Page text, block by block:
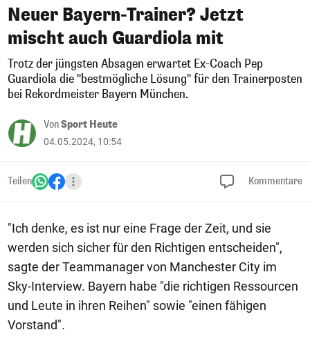
Neuer Bayern-Trainer? Jetzt
mischt auch Guardiola mit
Trotz der jüngsten Absagen erwartet Ex-Coach Pep
Guardiola die "bestmögliche Lösung" für den Trainerposten
bei Rekordmeister Bayern München.
VonSport Heute
04.05.2024, 10:54
Teilen Kommentare
"Ich denke, es ist nur eine Frage der Zeit, und sie
werden sich sicher für den Richtigen entscheiden",
sagte der Teammanager von Manchester City im
Sky-Interview. Bayern habe "die richtigen Ressourcen
und Leute in ihren Reihen" sowie "einen fähigen
Vorstand".